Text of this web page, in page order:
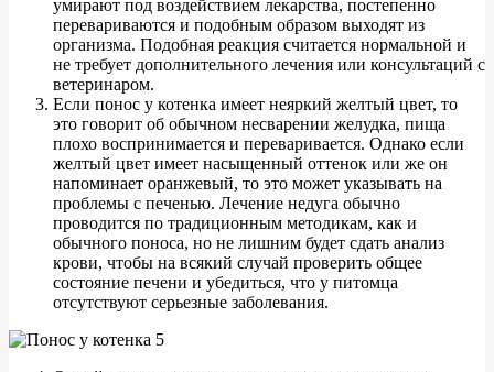
умирают под воздействием лекарства, постепенно
перевариваются и подобным образом выходят из
организма. Подобная реакция считается нормальной и
не требует дополнительного лечения или консультаций с
ветеринаром.
Если понос у котенка имеет неяркий желтый цвет, то
это говорит об обычном несварении желудка, пища
плохо воспринимается и переваривается. Однако если
желтый цвет имеет насыщенный оттенок или же он
напоминает оранжевый, то это может указывать на
проблемы с печенью. Лечение недуга обычно
проводится по традиционным методикам, как и
обычного поноса, но не лишним будет сдать анализ
крови, чтобы на всякий случай проверить общее
состояние печени и убедиться, что у питомца
отсутствуют серьезные заболевания.